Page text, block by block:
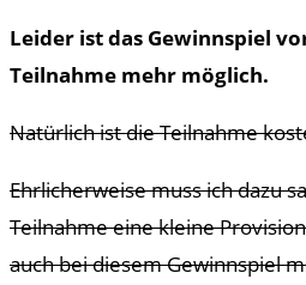
Leider ist das Gewinnspiel
Teilnahme mehr möglich.
Natürlich ist die Teilnahme
Ehrlicherweise muss ich dazu
Teilnahme eine kleine
auch bei diesem Gewinnspiel